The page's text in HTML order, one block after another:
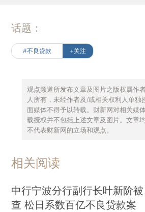
话题：
#不良贷款 +关注
观点频道所发布文章及图片之版权属作
人所有，未经作者及/或相关权利人单独
面媒体不得予以转载。财新网对相关媒
载授权并不包括上述文章及图片。文章
不代表财新网的立场和观点。
相关阅读
中行宁波分行副行长叶新阶被
查 松日系数百亿不良贷款案